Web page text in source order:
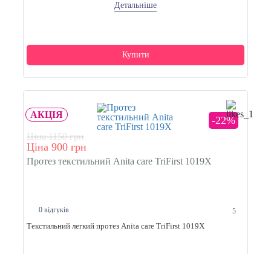
Детальніше
Купити
-22%
АКЦІЯ
Ціна 1150 грн
Ціна 900 грн
Протез текстильний Anita care TriFirst 1019X
0 відгуків 5
Текстильний легкий протез Anita care TriFirst 1019X